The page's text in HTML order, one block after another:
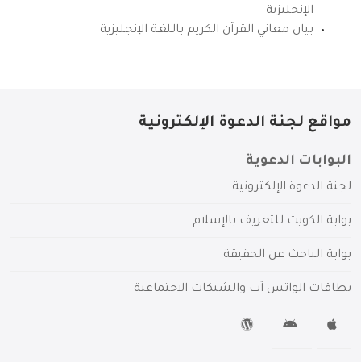
الإنجليزية
بيان معاني القرآن الكريم باللغة الإنجليزية
مواقع لجنة الدعوة الإلكترونية
البوابات الدعوية
لجنة الدعوة الإلكترونية
بوابة الكويت للتعريف بالإسلام
بوابة الباحث عن الحقيقة
بطاقات الواتس آب والشبكات الاجتماعية